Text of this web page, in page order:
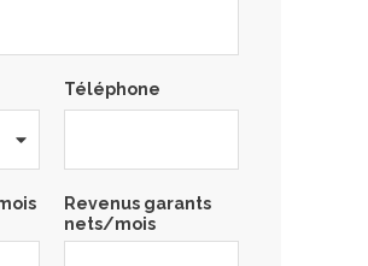
Téléphone
Revenus garants
nets/mois